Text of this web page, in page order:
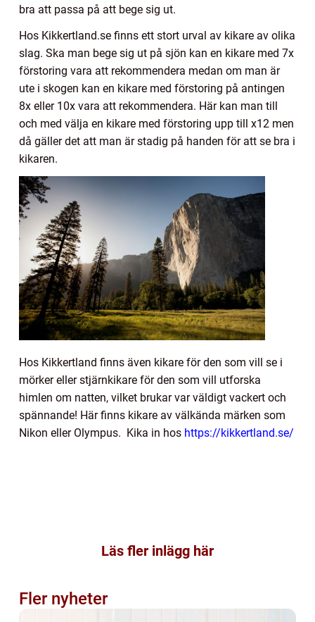
bra att passa på att bege sig ut.
Hos Kikkertland.se finns ett stort urval av kikare av olika
slag. Ska man bege sig ut på sjön kan en kikare med 7x
förstoring vara att rekommendera medan om man är
ute i skogen kan en kikare med förstoring på antingen
8x eller 10x vara att rekommendera. Här kan man till
och med välja en kikare med förstoring upp till x12 men
då gäller det att man är stadig på handen för att se bra i
kikaren.
Hos Kikkertland finns även kikare för den som vill se i
mörker eller stjärnkikare för den som vill utforska
himlen om natten, vilket brukar var väldigt vackert och
spännande! Här finns kikare av välkända märken som
Nikon eller Olympus. Kika in hos https://kikkertland.se/
Läs fler inlägg här
Fler nyheter